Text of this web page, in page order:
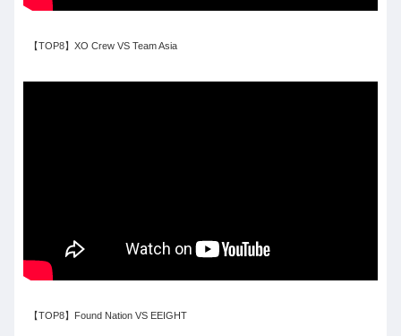
【TOP8】XO Crew VS Team Asia
【TOP8】Found Nation VS EEIGHT